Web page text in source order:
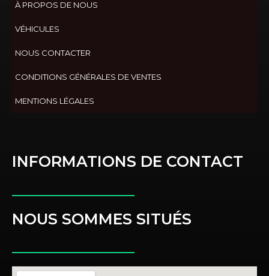
À PROPOS DE NOUS
VÉHICULES
NOUS CONTACTER
CONDITIONS GÉNÉRALES DE VENTES
MENTIONS LÉGALES
INFORMATIONS DE CONTACT
NOUS SOMMES SITUÉS